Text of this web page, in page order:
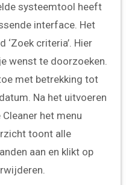
systeemtool heeft
interface. Het
criteria’. Hier
wenst te doorzoeken.
met betrekking tot
Na het uitvoeren
het menu
toont alle
aan en klikt op